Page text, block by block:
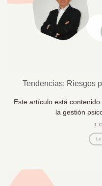
Tendencias: Riesgos
Este artículo está
la gestión
1